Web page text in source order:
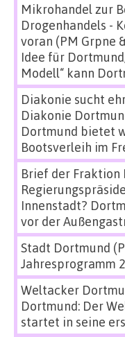
Mikrohandel zur
Drogenhandels -
voran (PM Grpne
Idee für
Modell“ kann
Diakonie sucht
Diakonie
Dortmund bietet
Bootsverleih im
Brief der Fraktion
Innenstadt?
vor der
Stadt Dortmund
Jahresprogramm
Weltacker
Dortmund: Der
startet in seine